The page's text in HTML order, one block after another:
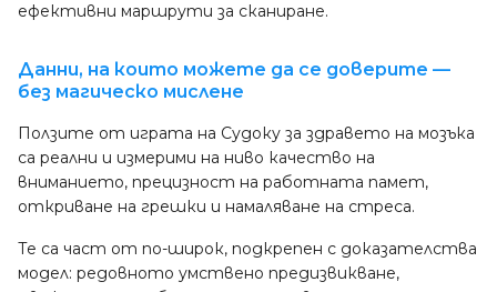
ефективни маршрути за сканиране.
Данни, на които можете да се доверите —
без магическо мислене
Ползите от играта на Судоку за здравето на мозъка
са реални и измерими на ниво качество на
вниманието, прецизност на работната памет,
откриване на грешки и намаляване на стреса.
Те са част от по-широк, подкрепен с доказателства
модел: редовното умствено предизвикване,